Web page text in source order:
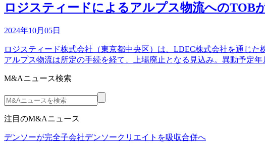
ロジスティードによるアルプス物流へのTOB
2024年10月05日
ロジスティード株式会社（東京都中央区）は、LDEC株式会社を通じた
アルプス物流は所定の手続を経て、上場廃止となる見込み。異動予定
M&Aニュース検索
注目のM&Aニュース
デンソーが完全子会社デンソークリエイトを吸収合併へ